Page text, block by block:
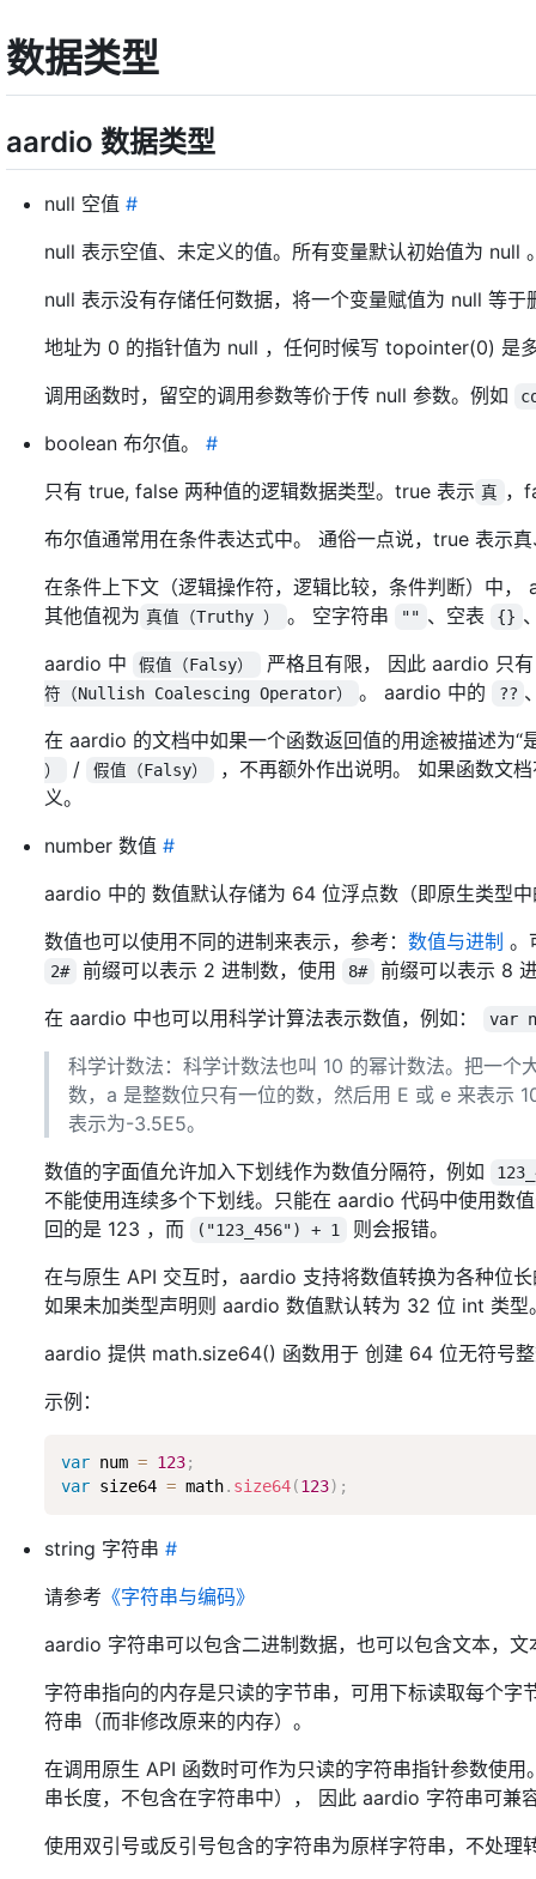
数据类型
aardio 数据类型
null 空值 #
null 表示空值、未定义的值。所有变量默认初始值为 null
null 表示没有存储任何数据，将一个变量赋值为 null 等于
地址为 0 的指针值为 null ，任何时候写 topointer(0) 是
调用函数时，留空的调用参数等价于传 null 参数。例如
boolean 布尔值。 #
只有 true, false 两种值的逻辑数据类型。true 表示 真 ，
布尔值通常用在条件表达式中。 通俗一点说，true 表示
在条件上下文（逻辑操作符，逻辑比较，条件判断）中
其他值视为 真值（Truthy ） 。 空字符串 "" 、空表 {}
aardio 中
假值（Falsy） 严格且有限， 因此 aardio 只
符（Nullish Coalescing Operator） 。 aardio 中的 ??
在 aardio 的文档中如果一个函数返回值的用途被描述为
） / 假值（Falsy）
，不再额外作出说明。 如果函数文
义。
number 数值 #
aardio 中的 数值默认存储为 64 位浮点数（即原生类型
数值也可以使用不同的进制来表示，参考： 数值与进制 。
2# 前缀可以表示 2 进制数，使用 8#
前缀可以表示 8
在 aardio 中也可以用科学计算法表示数值，例如：
var
科学计数法：科学计数法也叫 10 的幂计数法。把一个
数，a 是整数位只有一位的数，然后用 E 或 e 来表示
表示为-3.5E5。
数值的字面值允许加入下划线作为数值分隔符，例如
不能使用连续多个下划线。只能在 aardio 代码中使用数
回的是 123 ，而
("123_456") + 1
则会报错。
在与原生 API 交互时，aardio 支持将数值转换为各种位
如果未加类型声明则 aardio 数值默认转为 32 位 int 类型
aardio 提供 math.size64() 函数用于 创建 64 位无符号
示例：
var num = 123;
var size64 = math. size64(123) ;
string 字符串 #
请参考 《字符串与编码》
aardio 字符串可以包含二进制数据，也可以包含文本，
字符串指向的内存是只读的字节串，可用下标读取每个
符串（而非修改原来的内存）。
在调用原生 API 函数时可作为只读的字符串指针参数使
串长度，不包含在字符串中）， 因此 aardio 字符串可兼
使用双引号或反引号包含的字符串为原样字符串，不处理